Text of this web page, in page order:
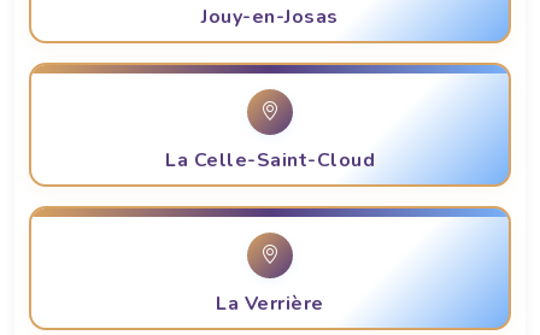
Jouy-en-Josas
La Celle-Saint-Cloud
La Verrière